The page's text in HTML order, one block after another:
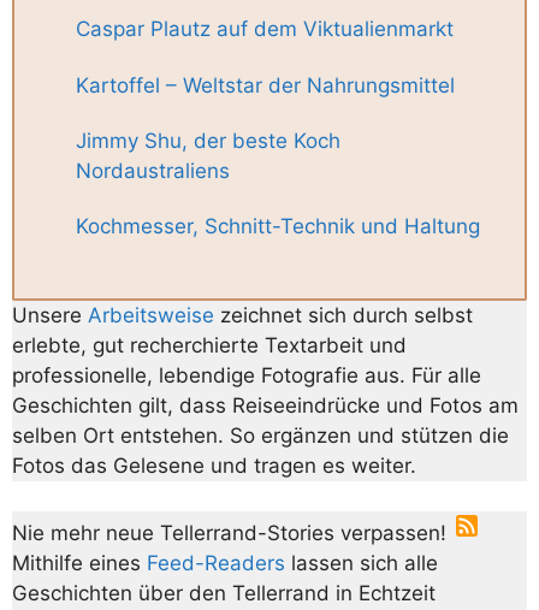
Caspar Plautz auf dem Viktualienmarkt
Kartoffel – Weltstar der Nahrungsmittel
Jimmy Shu, der beste Koch
Nordaustraliens
Kochmesser, Schnitt-Technik und Haltung
Unsere Arbeitsweise zeichnet sich durch selbst
erlebte, gut recherchierte Textarbeit und
professionelle, lebendige Fotografie aus. Für alle
Geschichten gilt, dass Reiseeindrücke und Fotos am
selben Ort entstehen. So ergänzen und stützen die
Fotos das Gelesene und tragen es weiter.
Nie mehr neue Tellerrand-Stories verpassen!
Mithilfe eines Feed-Readers lassen sich alle
Geschichten über den Tellerrand in Echtzeit